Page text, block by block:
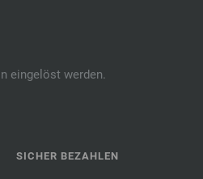
eingelöst werden.
SICHER BEZAHLEN